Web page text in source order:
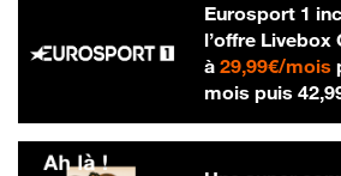
Eurosport 1
l’offre Livebox
à 29,99€/mois
mois puis